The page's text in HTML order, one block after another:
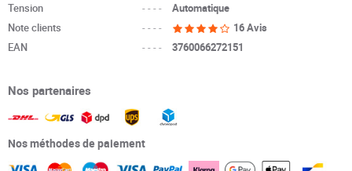
Tension ----
Automatique
Note clients
----
16 Avis
EAN
---- 3760066272151
Nos partenaires
Nos méthodes de paiement